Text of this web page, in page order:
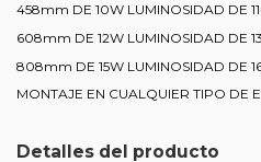
458mm DE 10W LUMINOSIDAD DE
608mm DE 12W LUMINOSIDAD DE
808mm DE 15W LUMINOSIDAD DE
MONTAJE EN CUALQUIER TIPO DE
Detalles del producto